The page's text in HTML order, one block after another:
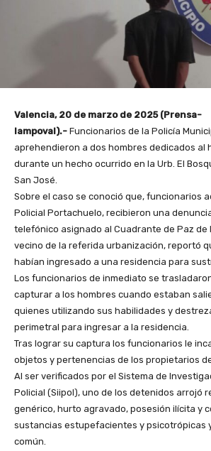
Valencia, 20 de marzo de 2025 (Prensa-
Iampoval).- Funcionarios de la Policía
aprehendieron a dos hombres dedicados al
durante un hecho ocurrido en la Urb. El
San José.
Sobre el caso se conoció que, funcionarios
Policial Portachuelo, recibieron una
telefónico asignado al Cuadrante de Paz de
vecino de la referida urbanización, reportó
habían ingresado a una residencia para
Los funcionarios de inmediato se
capturar a los hombres cuando estaban
quienes utilizando sus habilidades y
perimetral para ingresar a la residencia.
Tras lograr su captura los funcionarios le
objetos y pertenencias de los propietarios
Al ser verificados por el Sistema de
Policial (Siipol), uno de los detenidos arrojó
genérico, hurto agravado, posesión ilícita y
sustancias estupefacientes y psicotrópicas
común.